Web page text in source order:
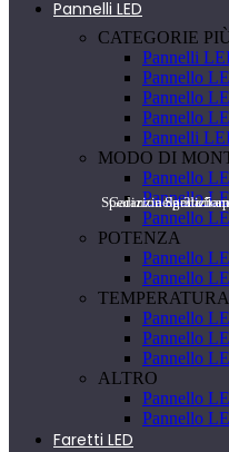
Spedizione gratuita
Garanzia da 3 a 5
Pannelli LED
CATEGORIE
Pannelli
Pannello
Pannello
Pannello
Pannelli
MODO DI
Pannello
Pannello
Pannello
POTENZA
Pannello
Pannello
Pannello
Pannello
Pannello
ALTRO
Pannello
Pannello
Faretti LED